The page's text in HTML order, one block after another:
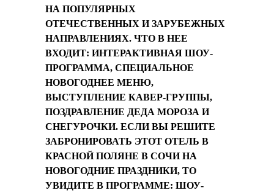
НА ПОПУЛЯРНЫХ
ОТЕЧЕСТВЕННЫХ И ЗАРУБЕЖНЫХ
НАПРАВЛЕНИЯХ. ЧТО В НЕЕ
ВХОДИТ: ИНТЕРАКТИВНАЯ ШОУ-
ПРОГРАММА, СПЕЦИАЛЬНОЕ
НОВОГОДНЕЕ МЕНЮ,
ВЫСТУПЛЕНИЕ КАВЕР-ГРУППЫ,
ПОЗДРАВЛЕНИЕ ДЕДА МОРОЗА И
СНЕГУРОЧКИ. ЕСЛИ ВЫ РЕШИТЕ
ЗАБРОНИРОВАТЬ ЭТОТ ОТЕЛЬ В
КРАСНОЙ ПОЛЯНЕ В СОЧИ НА
НОВОГОДНИЕ ПРАЗДНИКИ, ТО
УВИДИТЕ В ПРОГРАММЕ: ШОУ-